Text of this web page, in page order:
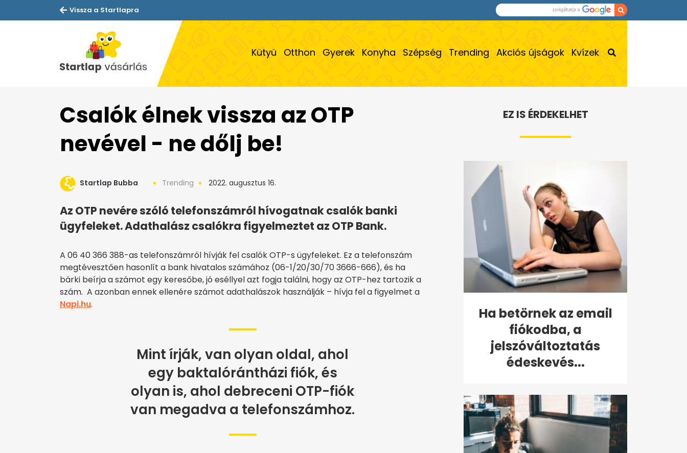
Vissza a Startlapra
Kütyü Otthon Gyerek Konyha Szépség Trending Akciós újságok Kvízek
Csalók élnek vissza az OTP
nevével - ne dőlj be!
Startlap Bubba Trending 2022. augusztus 16.
Az OTP nevére szóló telefonszámról hívogatnak csalók banki
ügyfeleket. Adathalász csalókra figyelmeztet az OTP Bank.
A 06 40 366 388-as telefonszámról hívják fel csalók OTP-s ügyfeleket. Ez a telefonszám
megtévesztően hasonlít a bank hivatalos számához (06-1/20/30/70 3666-666), és ha
bárki beírja a számot egy keresőbe, jó eséllyel azt fogja találni, hogy az OTP-hez tartozik a
szám. A azonban ennek ellenére számot adathalászok használják – hívja fel a figyelmet a
Napi.hu.
Mint írják, van olyan oldal, ahol
egy baktalórántházi fiók, és
olyan is, ahol debreceni OTP-fiók
van megadva a telefonszámhoz.
EZ IS ÉRDEKELHET
Ha betörnek az email
fiókodba, a
jelszóváltoztatás
édeskevés...